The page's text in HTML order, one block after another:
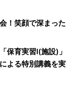
！笑顔で深まった
保育実習Ⅰ(施設)」
よる特別講義を実